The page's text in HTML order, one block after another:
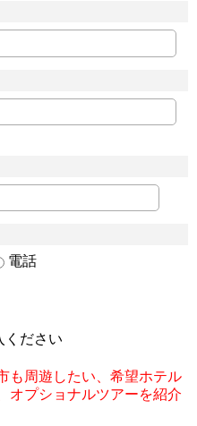
電話
ください
も周遊したい、希望ホテル
オプショナルツアーを紹介